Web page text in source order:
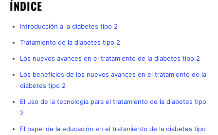
ÍNDICE
Introducción a la diabetes tipo 2
Tratamiento de la diabetes tipo 2
Los nuevos avances en el tratamiento de la diabetes tipo 2
Los beneficios de los nuevos avances en el tratamiento de la
diabetes tipo 2
El uso de la tecnología para el tratamiento de la diabetes tipo
2
El papel de la educación en el tratamiento de la diabetes tipo